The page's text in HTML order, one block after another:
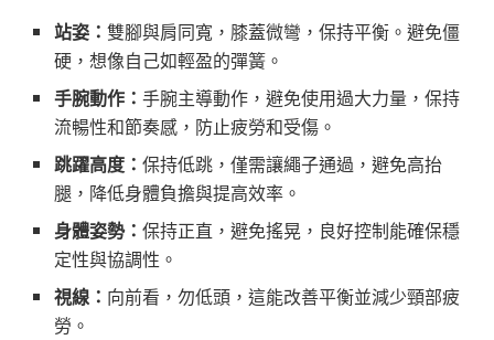
站姿：雙腳與肩同寬，膝蓋微彎，保持平衡。避免僵
硬，想像自己如輕盈的彈簧。
手腕動作：手腕主導動作，避免使用過大力量，保持
流暢性和節奏感，防止疲勞和受傷。
跳躍高度：保持低跳，僅需讓繩子通過，避免高抬
腿，降低身體負擔與提高效率。
身體姿勢：保持正直，避免搖晃，良好控制能確保穩
定性與協調性。
視線： 向前看，勿低頭，這能改善平衡並減少頸部疲
勞。